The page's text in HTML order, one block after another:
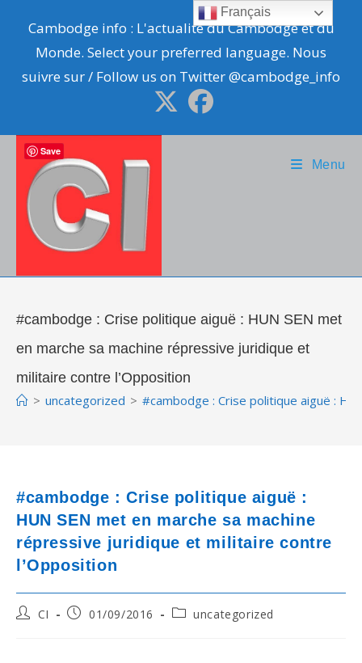
content
Cambodge info : L'actualité du Cambodge et du
Monde. Select your preferred language. Nous
suivre sur / Follow us on Twitter @cambodge_info
Menu
#cambodge : Crise politique aiguë : HUN SEN met
en marche sa machine répressive juridique et
militaire contre l’Opposition
> uncategorized > #cambodge : Crise politique aiguë :
#cambodge : Crise politique aiguë :
HUN SEN met en marche sa machine
répressive juridique et militaire contre
l’Opposition
PostCI
Post01/09/2016
Postuncategorized
Français
Save